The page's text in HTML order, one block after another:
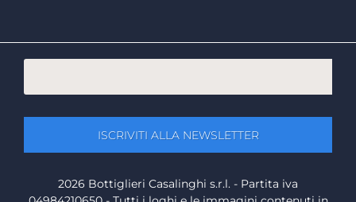
2026 Bottiglieri Casalinghi s.r.l. - Partita iva